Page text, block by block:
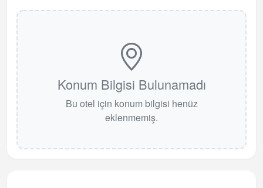
Konum Bilgisi Bulunamadı
Bu otel için konum bilgisi henüz
eklenmemiş.